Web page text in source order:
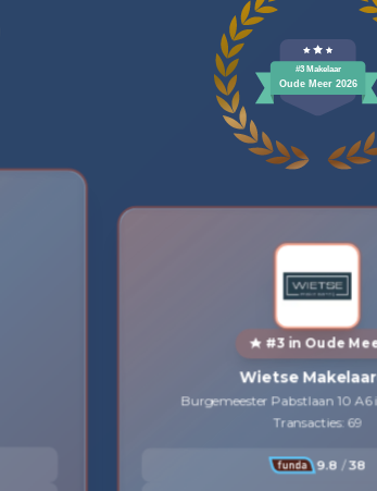
#3 in Oude
Wietse
Burgemeester Pabstlaan 10 A6
Transacties: 69
9.8 / 38